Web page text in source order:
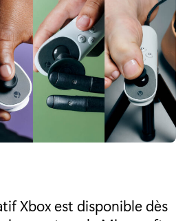
a
v
e
u
r
d
Xbox est disponible dès